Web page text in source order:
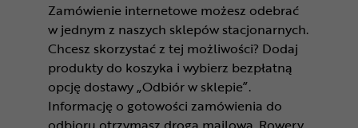
Zamówienie internetowe możesz odebrać
w jednym z naszych sklepów stacjonarnych.
Chcesz skorzystać z tej możliwości? Dodaj
produkty do koszyka i wybierz bezpłatną
opcję dostawy „Odbiór w sklepie”.
Informację o gotowości zamówienia do